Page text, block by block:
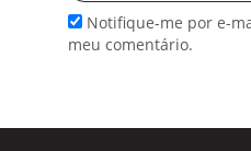
Notifique-me por e-
meu comentário.